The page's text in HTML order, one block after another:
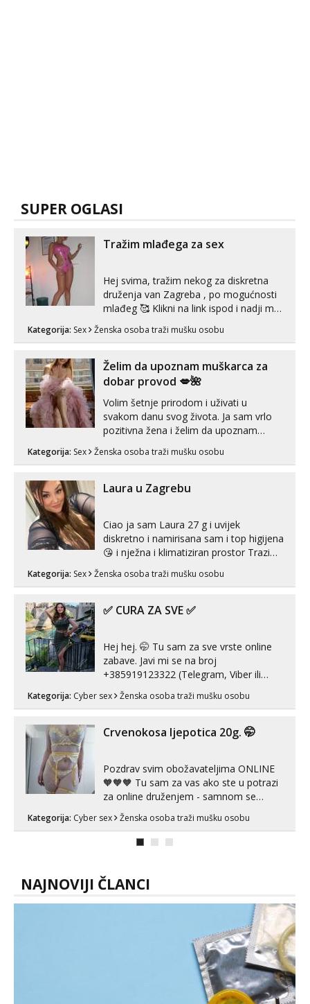
SUPER OGLASI
Tražim mlađega za sex
Hej svima, tražim nekog za diskretna
druženja van Zagreba , po mogućnosti
mlađeg 🥰 Klikni na link ispod i nadji me
Kategorija: Sex Ženska osoba traži mušku osobu
Želim da upoznam muškarca za
dobar provod 💋🌺
Volim šetnje prirodom i uživati u
svakom danu svog života. Ja sam vrlo
pozitivna žena i želim da upoznam
može i nešto više.💋🌺 Klikni na link
Kategorija: Sex Ženska osoba traži mušku osobu
Laura u Zagrebu
Ciao ja sam Laura 27 g i uvijek
diskretno i namirisana sam i top higijena
😘 i nježna i klimatiziran prostor Trazim
Pusenje i gutanje sperme Erotsko rublje
tijelu Iskljucivo neradim analni !!! I
Kategorija: Sex Ženska osoba traži mušku osobu
✅ CURA ZA SVE ✅
Hej hej. 🤭 Tu sam za sve vrste online
zabave. Javi mi se na broj
+385919123322 (Telegram, Viber ili
Whatsapp). 🤙 NE javljaj se na uzivo.
Hvala.
Kategorija: Cyber sex Ženska osoba traži mušku osobu
Crvenokosa ljepotica 20g. 🤭
Pozdrav svim obožavateljima ONLINE
🧡🧡🧡 Tu sam za vas ako ste u potrazi
za online druženjem - samnom se
možete zabaviti preko videopoziva, ili
ako vam nisam dovoljna radim i u paru i
trojci s kolegicama, svaka je drugačija
Kategorija: Cyber sex Ženska osoba traži mušku osobu
NAJNOVIJI ČLANCI